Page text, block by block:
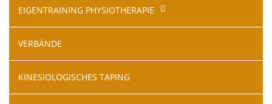
EIGENTRAINING PHYSIOTHERAPIE
VERBÄNDE
KINESIOLOGISCHES TAPING